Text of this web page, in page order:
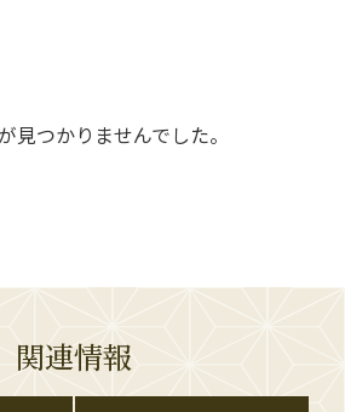
見つかりませんでした。
関連情報